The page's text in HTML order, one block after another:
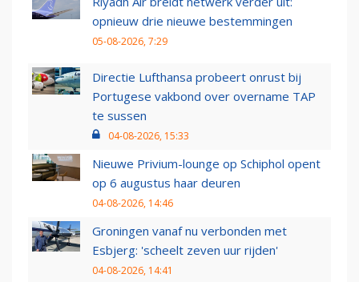
opnieuw drie nieuwe bestemmingen
05-08-2026, 7:29
Directie Lufthansa probeert onrust bij
Portugese vakbond over overname TAP
te sussen
04-08-2026, 15:33
Nieuwe Privium-lounge op Schiphol opent
op 6 augustus haar deuren
04-08-2026, 14:46
Groningen vanaf nu verbonden met
Esbjerg: 'scheelt zeven uur rijden'
04-08-2026, 14:41